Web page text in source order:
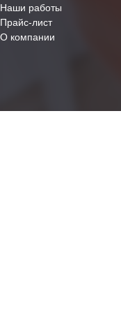
Наши работы
Прайс-лист
О компании